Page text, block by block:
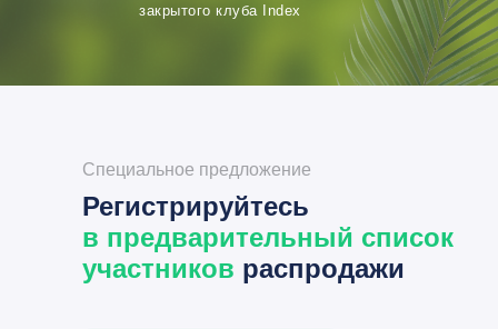
закрытого клуба Index
Специальное предложение
Регистрируйтесь
в предварительный список
участников распродажи